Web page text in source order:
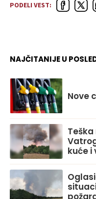
PODELI VEST:
NAJČITANIJE U
Nove
kuće i